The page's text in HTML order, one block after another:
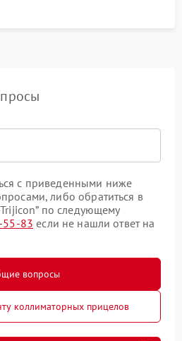
с приведенными ниже
либо обратиться в
по следующему
55-83 если не нашли ответ на
вопросы
коллиматорных прицелов